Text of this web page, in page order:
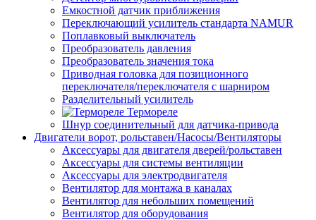
Емкостной датчик приближения
Переключающий усилитель стандарта NAMUR
Поплавковый выключатель
Преобразователь давления
Преобразователь значения тока
Приводная головка для позиционного
переключателя/переключателя с шарниром
Разделительный усилитель
Термореле
Шнур соединительный для датчика-привода
Двигатели ворот, рольставен/Насосы/Вентиляторы
Аксессуары для двигателя дверей/рольставен
Аксессуары для системы вентиляции
Аксессуары для электродвигателя
Вентилятор для монтажа в каналах
Вентилятор для небольших помещений
Вентилятор для оборудования